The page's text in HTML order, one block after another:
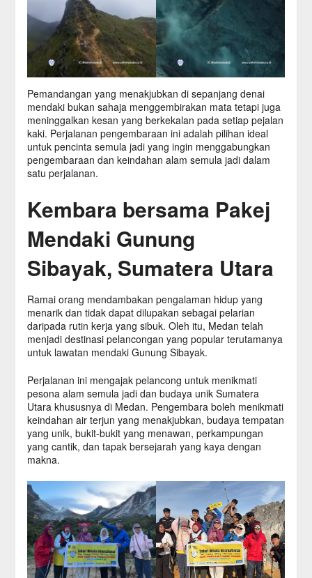
Pemandangan yang menakjubkan di sepanjang denai
mendaki bukan sahaja menggembirakan mata tetapi juga
meninggalkan kesan yang berkekalan pada setiap pejalan
kaki. Perjalanan pengembaraan ini adalah pilihan ideal
untuk pencinta semula jadi yang ingin menggabungkan
pengembaraan dan keindahan alam semula jadi dalam
satu perjalanan.
Kembara bersama Pakej
Mendaki Gunung
Sibayak, Sumatera Utara
Ramai orang mendambakan pengalaman hidup yang
menarik dan tidak dapat dilupakan sebagai pelarian
daripada rutin kerja yang sibuk. Oleh itu, Medan telah
menjadi destinasi pelancongan yang popular terutamanya
untuk lawatan mendaki Gunung Sibayak.
Perjalanan ini mengajak pelancong untuk menikmati
pesona alam semula jadi dan budaya unik Sumatera
Utara khususnya di Medan. Pengembara boleh menikmati
keindahan air terjun yang menakjubkan, budaya tempatan
yang unik, bukit-bukit yang menawan, perkampungan
yang cantik, dan tapak bersejarah yang kaya dengan
makna.